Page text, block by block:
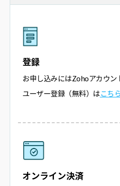
登録
お申し込みにはZohoアカウン
ユーザー登録（無料）はこちら
オンライン決済